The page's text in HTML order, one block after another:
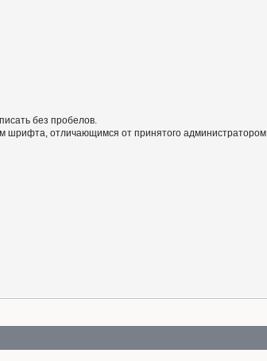
без пробелов.
отличающимся от принятого